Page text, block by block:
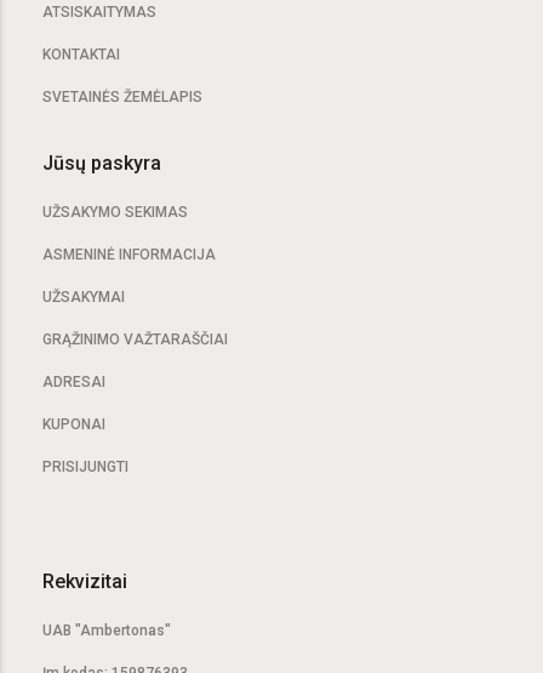
ATSISKAITYMAS
KONTAKTAI
SVETAINĖS ŽEMĖLAPIS
Jūsų paskyra
UŽSAKYMO SEKIMAS
ASMENINĖ INFORMACIJA
UŽSAKYMAI
GRĄŽINIMO VAŽTARAŠČIAI
ADRESAI
KUPONAI
PRISIJUNGTI
Rekvizitai
UAB "Ambertonas"